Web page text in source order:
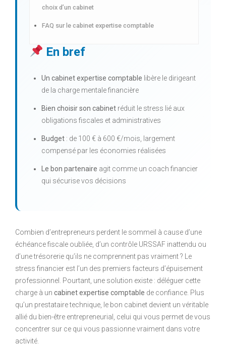
choix d’un cabinet
FAQ sur le cabinet expertise comptable
En bref
Un cabinet expertise comptable libère le dirigeant
de la charge mentale financière
Bien choisir son cabinet réduit le stress lié aux
obligations fiscales et administratives
Budget : de 100 € à 600 €/mois, largement
compensé par les économies réalisées
Le bon partenaire agit comme un coach financier
qui sécurise vos décisions
Combien d’entrepreneurs perdent le sommeil à cause d’une
échéance fiscale oubliée, d’un contrôle URSSAF inattendu ou
d’une trésorerie qu’ils ne comprennent pas vraiment ? Le
stress financier est l’un des premiers facteurs d’épuisement
professionnel. Pourtant, une solution existe : déléguer cette
charge à un cabinet expertise comptable de confiance. Plus
qu’un prestataire technique, le bon cabinet devient un véritable
allié du bien-être entrepreneurial, celui qui vous permet de vous
concentrer sur ce qui vous passionne vraiment dans votre
activité.